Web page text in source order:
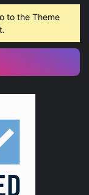
to the Theme